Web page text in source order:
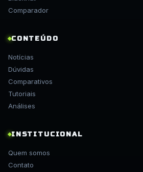
Comparador
CONTEÚDO
Notícias
Dúvidas
Comparativos
Tutoriais
Análises
INSTITUCIONAL
Quem somos
Contato